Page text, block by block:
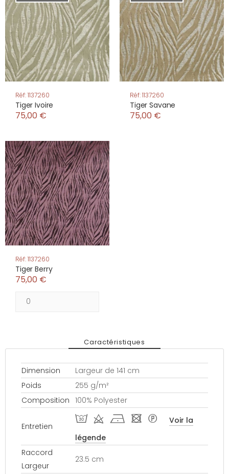
Réf: 1137260
Tiger Ivoire
75,00 €
Réf: 1137260
Tiger Savane
75,00 €
Réf: 1137260
Tiger Berry
75,00 €
Caractéristiques
Dimension
Largeur de 141 cm
Poids
255 g/m²
Composition 100% Polyester
Entretien
T d h - *
Voir la
légende
Raccord
Largeur
23.5 cm